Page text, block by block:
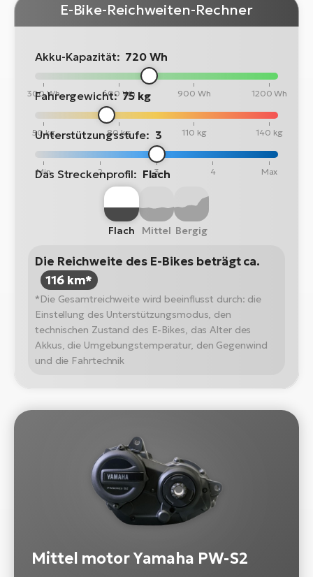
E-Bike-Reichweiten-Rechner
Akku-Kapazität: 720 Wh
300 Wh 600 Wh 900 Wh 1200 Wh
Fahrergewicht: 75 kg
50 kg 80 kg 110 kg 140 kg
Unterstützungsstufe: 3
Min 2 3 4 Max
Das Streckenprofil: Flach
Flach Mittel Bergig
Die Reichweite des E-Bikes beträgt ca.
116 km*
*Die Gesamtreichweite wird beeinflusst durch: die
Einstellung des Unterstützungsmodus, den
technischen Zustand des E-Bikes, das Alter des
Akkus, die Umgebungstemperatur, den Gegenwind
und die Fahrtechnik
Mittel motor Yamaha PW-S2